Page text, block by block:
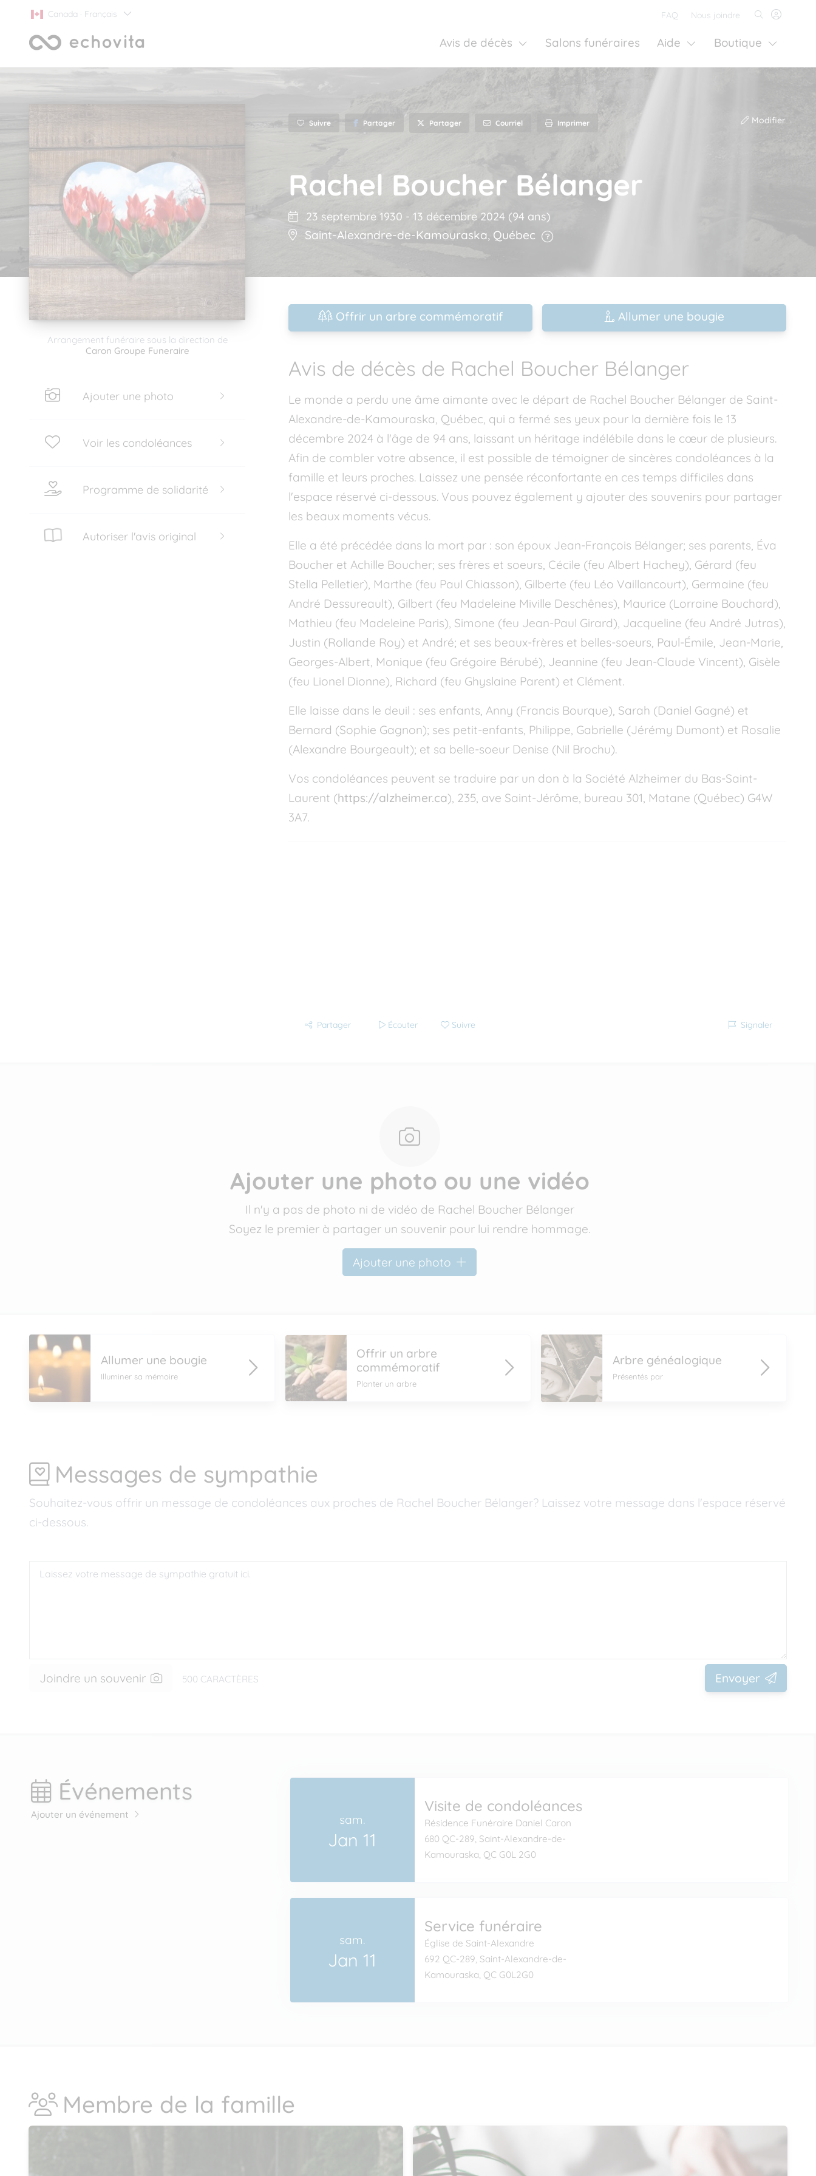
Canada · Français FAQ Nous joindre
Avis de décès Salons funéraires Aide Boutique
Arrangement funéraire sous la direction de
Caron Groupe Funeraire
Ajouter une photo
Voir les condoléances
Programme de solidarité
Autoriser l'avis original
Suivre Partager Partager Courriel Imprimer Modifier
Rachel Boucher Bélanger
23 septembre 1930 - 13 décembre 2024 (94 ans)
Saint-Alexandre-de-Kamouraska, Québec
Offrir un arbre commémoratif Allumer une bougie
Avis de décès de Rachel Boucher Bélanger
Le monde a perdu une âme aimante avec le départ de Rachel Boucher Bélanger de Saint-
Alexandre-de-Kamouraska, Québec, qui a fermé ses yeux pour la dernière fois le 13
décembre 2024 à l'âge de 94 ans, laissant un héritage indélébile dans le cœur de plusieurs.
Afin de combler votre absence, il est possible de témoigner de sincères condoléances à la
famille et leurs proches. Laissez une pensée réconfortante en ces temps difficiles dans
l'espace réservé ci-dessous. Vous pouvez également y ajouter des souvenirs pour partager
les beaux moments vécus.
Elle a été précédée dans la mort par : son époux Jean-François Bélanger; ses parents, Éva
Boucher et Achille Boucher; ses frères et soeurs, Cécile (feu Albert Hachey), Gérard (feu
Stella Pelletier), Marthe (feu Paul Chiasson), Gilberte (feu Léo Vaillancourt), Germaine (feu
André Dessureault), Gilbert (feu Madeleine Miville Deschênes), Maurice (Lorraine Bouchard),
Mathieu (feu Madeleine Paris), Simone (feu Jean-Paul Girard), Jacqueline (feu André Jutras),
Justin (Rollande Roy) et André; et ses beaux-frères et belles-soeurs, Paul-Émile, Jean-Marie,
Georges-Albert, Monique (feu Grégoire Bérubé), Jeannine (feu Jean-Claude Vincent), Gisèle
(feu Lionel Dionne), Richard (feu Ghyslaine Parent) et Clément.
Elle laisse dans le deuil : ses enfants, Anny (Francis Bourque), Sarah (Daniel Gagné) et
Bernard (Sophie Gagnon); ses petit-enfants, Philippe, Gabrielle (Jérémy Dumont) et Rosalie
(Alexandre Bourgeault); et sa belle-soeur Denise (Nil Brochu).
Vos condoléances peuvent se traduire par un don à la Société Alzheimer du Bas-Saint-
Laurent (https://alzheimer.ca), 235, ave Saint-Jérôme, bureau 301, Matane (Québec) G4W
3A7.
Partager Écouter Suivre Signaler
Ajouter une photo ou une vidéo
Il n'y a pas de photo ni de vidéo de Rachel Boucher Bélanger
Soyez le premier à partager un souvenir pour lui rendre hommage.
Ajouter une photo
Allumer une bougie
Illuminer sa mémoire
Offrir un arbre
commémoratif
Planter un arbre
Arbre généalogique
Présentés par
Messages de sympathie
Souhaitez-vous offrir un message de condoléances aux proches de Rachel Boucher Bélanger? Laissez votre message dans l'espace réservé
ci-dessous.
Joindre un souvenir 500 CARACTÈRES Envoyer
Événements
Ajouter un événement sam.
Jan 11
Visite de condoléances
Résidence Funéraire Daniel Caron
680 QC-289, Saint-Alexandre-de-
Kamouraska, QC G0L 2G0
sam.
Jan 11
Service funéraire
Église de Saint-Alexandre
692 QC-289, Saint-Alexandre-de-
Kamouraska, QC G0L2G0
Membre de la famille